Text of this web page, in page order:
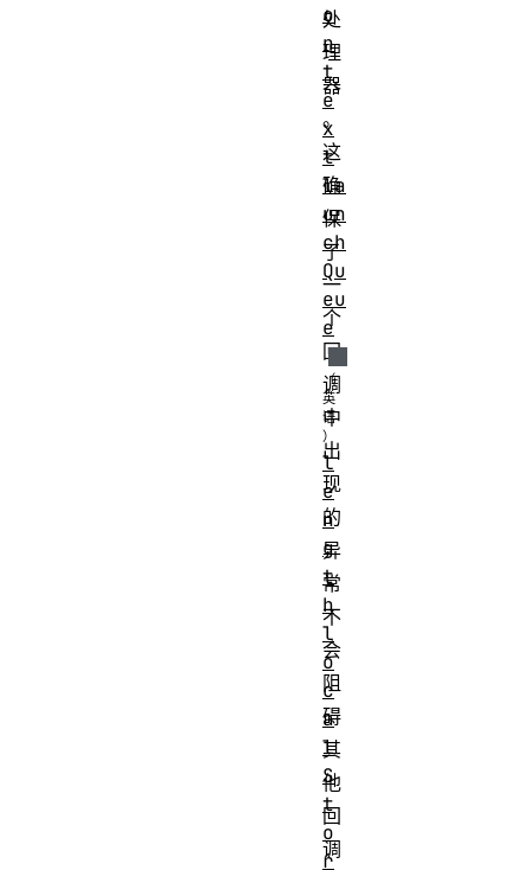
处
理
器
。
这
确
保
了
一
个
回
调
中
出
现
的
异
常
不
会
阻
碍
其
他
回
调
o
n
t
e
x
t
la
un
ch
Qu
eu
e
l
e
n
g
t
h
l
o
c
a
l
S
t
o
r